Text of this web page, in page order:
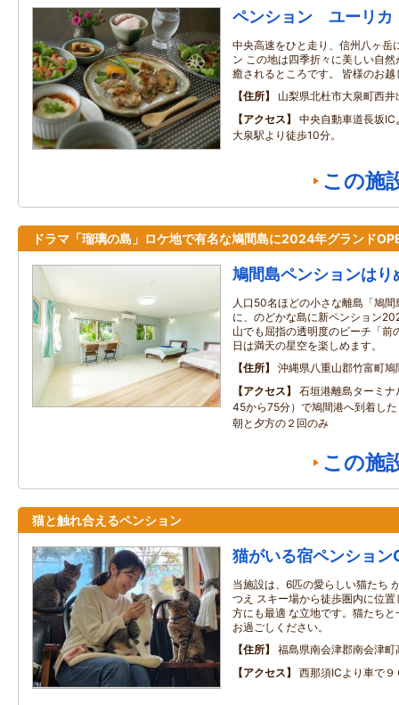
ペンション ユーリカ
中央高速をひと走り、信州八ヶ岳
ン この地は四季折々に美しい自
癒されるところです。 皆様のお
住所
山梨県北杜市大泉町西
アクセス
中央自動車道長坂
大泉駅より徒歩10分。
この施
ドラマ「瑠璃の島」ロケ地で有名な鳩間島に2024年グランド
鳩間島ペンションはり
人口50名ほどの小さな離島「鳩
に、のどかな島に新ペンション
山でも屈指の透明度のビーチ「前
日は満天の星空を楽しめます。
住所
沖縄県八重山郡竹富町鳩
アクセス
石垣港離島ターミ
45から75分）で鳩間港へ到着し
朝と夕方の２回のみ
この施
猫と触れ合えるペンション
猫がいる宿ペンション
当施設は、6匹の愛らしい猫たち
つえ スキー場から徒歩圏内に位
方にも最適 な立地です。猫たち
お過ごしください。
住所
福島県南会津郡南会津町
アクセス
西那須ICより車で９